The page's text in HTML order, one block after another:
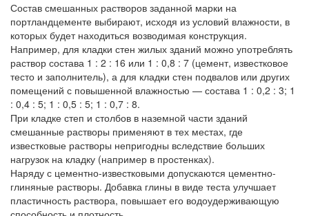
Состав смешанных растворов заданной марки на
портландцементе выбирают, исходя из условий влажности, в
которых будет находиться возводимая конструкция.
Например, для кладки стен жилых зданий можно употреблять
раствор состава 1 : 2 : 16 или 1 : 0,8 : 7 (цемент, известковое
тесто и заполнитель), а для кладки стен подвалов или других
помещений с повышенной влажностью — состава 1 : 0,2 : 3; 1
: 0,4 : 5; 1 : 0,5 : 5; 1 : 0,7 : 8.
При кладке степ и столбов в наземной части зданий
смешанные растворы применяют в тех местах, где
известковые растворы непригодны вследствие больших
нагрузок на кладку (например в простенках).
Наряду с цементно-известковыми допускаются цементно-
глиняные растворы. Добавка глины в виде теста улучшает
пластичность раствора, повышает его водоудерживающую